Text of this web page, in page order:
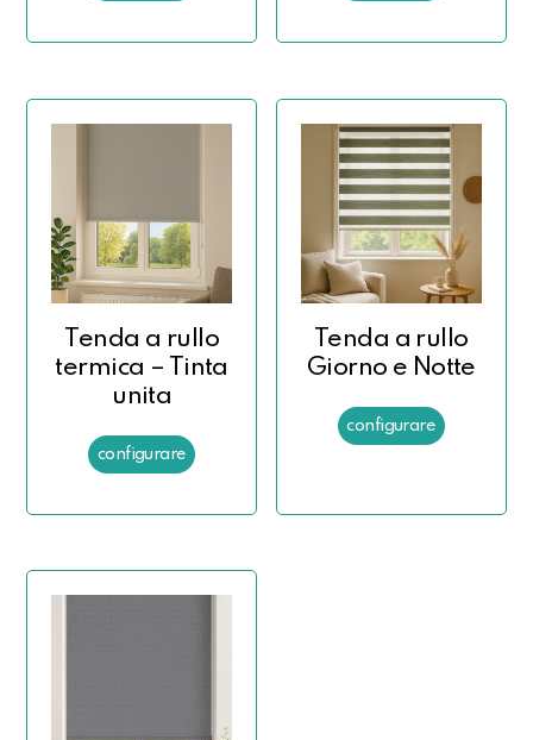
Tenda a rullo
termica – Tinta
unita
Tenda a rullo
Giorno e Notte